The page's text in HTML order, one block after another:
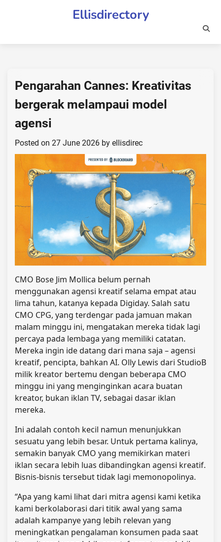
Ellisdirectory
Pengarahan Cannes: Kreativitas
bergerak melampaui model
agensi
Posted on 27 June 2026 by ellisdirec
CMO Bose Jim Mollica belum pernah
menggunakan agensi kreatif selama empat atau
lima tahun, katanya kepada Digiday. Salah satu
CMO CPG, yang terdengar pada jamuan makan
malam minggu ini, mengatakan mereka tidak lagi
percaya pada lembaga yang memiliki catatan.
Mereka ingin ide datang dari mana saja – agensi
kreatif, pencipta, bahkan AI. Olly Lewis dari StudioB
milik kreator bertemu dengan beberapa CMO
minggu ini yang menginginkan acara buatan
kreator, bukan iklan TV, sebagai dasar iklan
mereka.
Ini adalah contoh kecil namun menunjukkan
sesuatu yang lebih besar. Untuk pertama kalinya,
semakin banyak CMO yang memikirkan materi
iklan secara lebih luas dibandingkan agensi kreatif.
Bisnis-bisnis tersebut tidak lagi memonopolinya.
“Apa yang kami lihat dari mitra agensi kami ketika
kami berkolaborasi dari titik awal yang sama
adalah kampanye yang lebih relevan yang
meningkatkan pengalaman konsumen pada saat